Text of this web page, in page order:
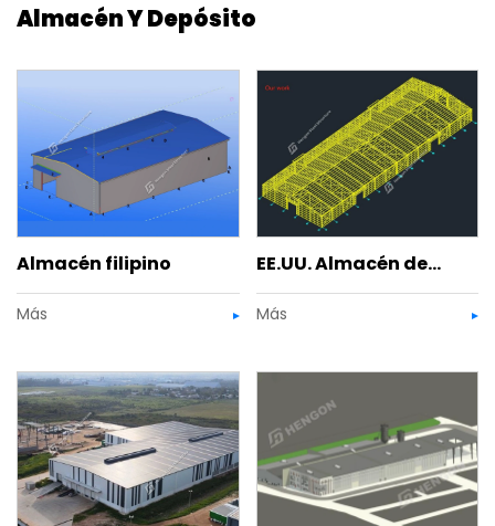
Almacén Y Depósito
Almacén filipino
Más
EE.UU. Almacén de
cemento
Más